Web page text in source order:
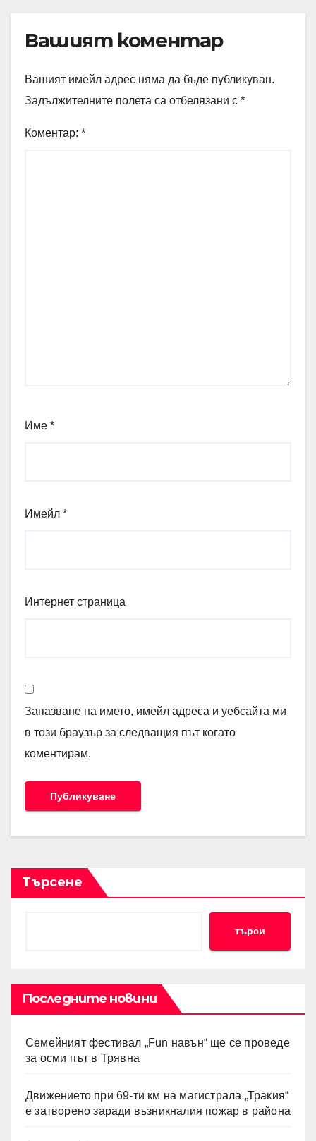
Вашият коментар
Вашият имейл адрес няма да бъде публикуван.
Задължителните полета са отбелязани с *
Коментар: *
Име *
Имейл *
Интернет страница
Запазване на името, имейл адреса и уебсайта ми
в този браузър за следващия път когато
коментирам.
Търсене
търси
Последните новини
Семейният фестивал „Fun навън“ ще се проведе
за осми път в Трявна
Движението при 69-ти км на магистрала „Тракия“
е затворено заради възникналия пожар в района